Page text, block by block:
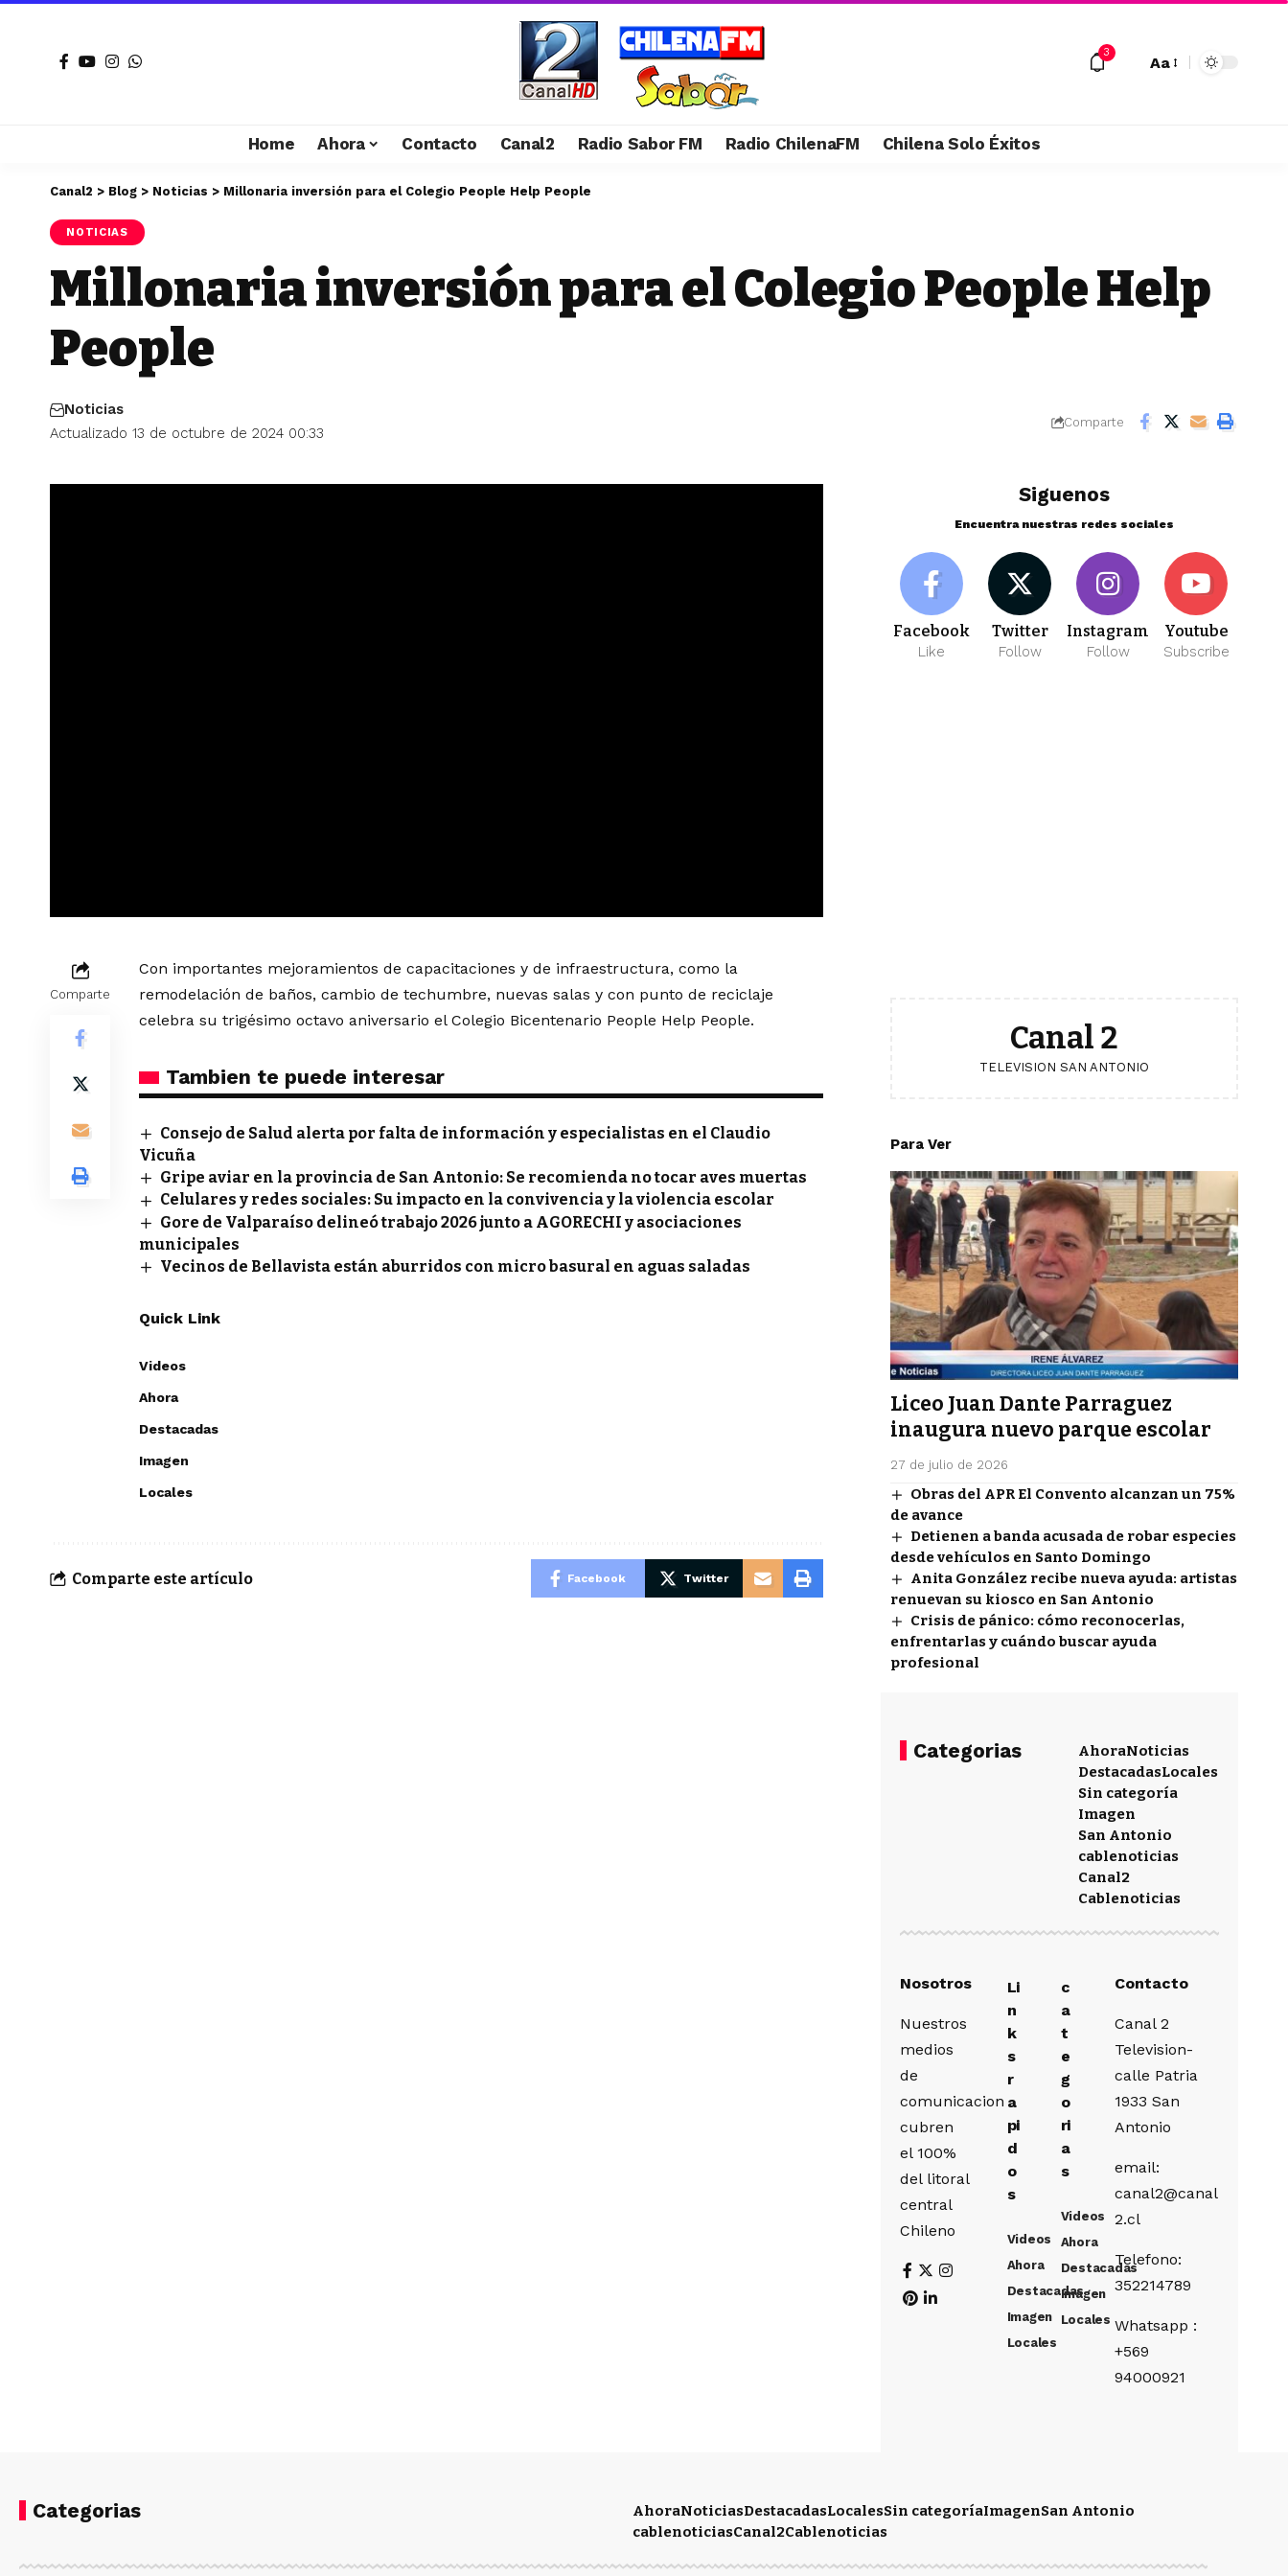
3
Aa
Home Ahora Contacto Canal2 Radio Sabor FM Radio ChilenaFM Chilena Solo Éxitos
Canal2 > Blog > Noticias > Millonaria inversión para el Colegio People Help People
NOTICIAS
Millonaria inversión para el Colegio People Help
People
Actualizado 13 de octubre de 2024 00:33
Noticias
Comparte
Comparte
Con importantes mejoramientos de capacitaciones y de infraestructura, como la
remodelación de baños, cambio de techumbre, nuevas salas y con punto de reciclaje
celebra su trigésimo octavo aniversario el Colegio Bicentenario People Help People.
Tambien te puede interesar
Consejo de Salud alerta por falta de información y especialistas en el Claudio
Vicuña
Gripe aviar en la provincia de San Antonio: Se recomienda no tocar aves muertas
Celulares y redes sociales: Su impacto en la convivencia y la violencia escolar
Gore de Valparaíso delineó trabajo 2026 junto a AGORECHI y asociaciones
municipales
Vecinos de Bellavista están aburridos con micro basural en aguas saladas
Quick Link
Videos
Ahora
Destacadas
Imagen
Locales
Comparte este artículo Facebook Twitter
Siguenos
Encuentra nuestras redes sociales
Facebook
Like
Twitter
Follow
Instagram
Follow
Youtube
Subscribe
Canal 2
TELEVISION SAN ANTONIO
Para Ver
Liceo Juan Dante Parraguez
inaugura nuevo parque escolar
27 de julio de 2026
Obras del APR El Convento alcanzan un 75%
de avance
Detienen a banda acusada de robar especies
desde vehículos en Santo Domingo
Anita González recibe nueva ayuda: artistas
renuevan su kiosco en San Antonio
Crisis de pánico: cómo reconocerlas,
enfrentarlas y cuándo buscar ayuda
profesional
Categorias AhoraNoticias
DestacadasLocales
Sin categoría
Imagen
San Antonio
cablenoticias
Canal2
Cablenoticias
Nosotros
Nuestros
medios
de
comunicacion
cubren
el 100%
del litoral
central
Chileno
Li
n
k
s
r
a
pi
d
o
s
Videos
Ahora
Destacadas
Imagen
Locales
c
a
t
e
g
o
ri
a
s
Videos
Ahora
Destacadas
Imagen
Locales
Contacto
Canal 2
Television-
calle Patria
1933 San
Antonio
email:
canal2@canal
2.cl
Telefono:
352214789
Whatsapp :
+569
94000921
Categorias AhoraNoticiasDestacadasLocalesSin categoríaImagenSan Antonio
cablenoticiasCanal2Cablenoticias